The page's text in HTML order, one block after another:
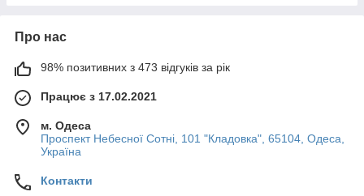
Про нас
98% позитивних з 473 відгуків за рік
Працює з 17.02.2021
м. Одеса
Проспект Небесної Сотні, 101 "Кладовка", 65104, Одеса,
Україна
Контакти